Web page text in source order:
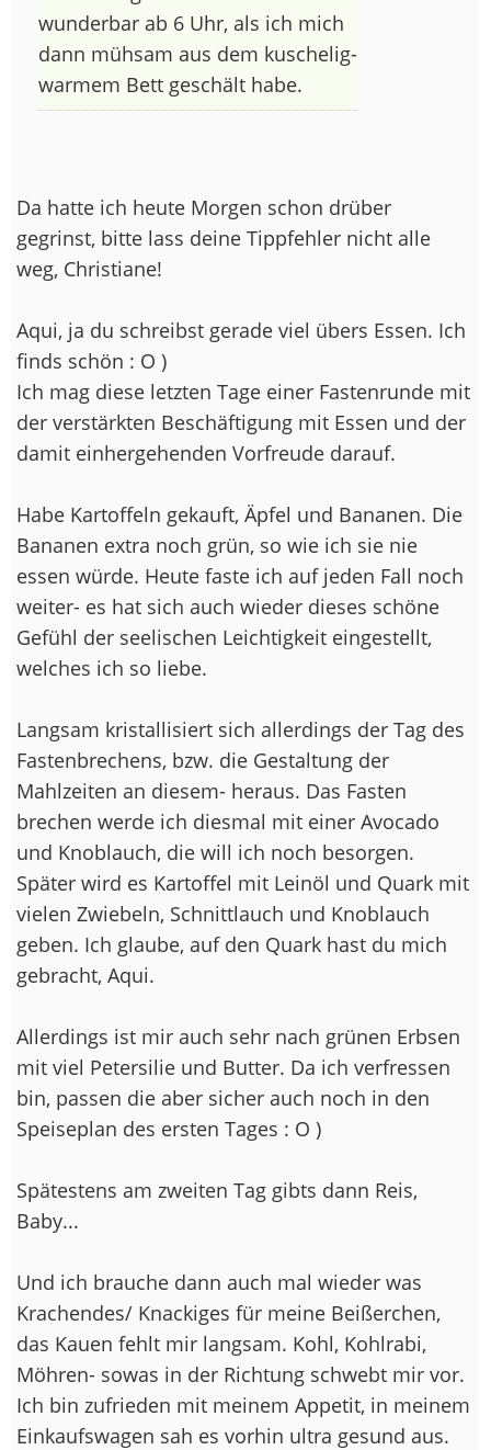
wunderbar ab 6 Uhr, als ich mich
dann mühsam aus dem kuschelig-
warmem Bett geschält habe.
Da hatte ich heute Morgen schon drüber
gegrinst, bitte lass deine Tippfehler nicht alle
weg, Christiane!
Aqui, ja du schreibst gerade viel übers Essen. Ich
finds schön : O )
Ich mag diese letzten Tage einer Fastenrunde mit
der verstärkten Beschäftigung mit Essen und der
damit einhergehenden Vorfreude darauf.
Habe Kartoffeln gekauft, Äpfel und Bananen. Die
Bananen extra noch grün, so wie ich sie nie
essen würde. Heute faste ich auf jeden Fall noch
weiter- es hat sich auch wieder dieses schöne
Gefühl der seelischen Leichtigkeit eingestellt,
welches ich so liebe.
Langsam kristallisiert sich allerdings der Tag des
Fastenbrechens, bzw. die Gestaltung der
Mahlzeiten an diesem- heraus. Das Fasten
brechen werde ich diesmal mit einer Avocado
und Knoblauch, die will ich noch besorgen.
Später wird es Kartoffel mit Leinöl und Quark mit
vielen Zwiebeln, Schnittlauch und Knoblauch
geben. Ich glaube, auf den Quark hast du mich
gebracht, Aqui.
Allerdings ist mir auch sehr nach grünen Erbsen
mit viel Petersilie und Butter. Da ich verfressen
bin, passen die aber sicher auch noch in den
Speiseplan des ersten Tages : O )
Spätestens am zweiten Tag gibts dann Reis,
Baby...
Und ich brauche dann auch mal wieder was
Krachendes/ Knackiges für meine Beißerchen,
das Kauen fehlt mir langsam. Kohl, Kohlrabi,
Möhren- sowas in der Richtung schwebt mir vor.
Ich bin zufrieden mit meinem Appetit, in meinem
Einkaufswagen sah es vorhin ultra gesund aus.